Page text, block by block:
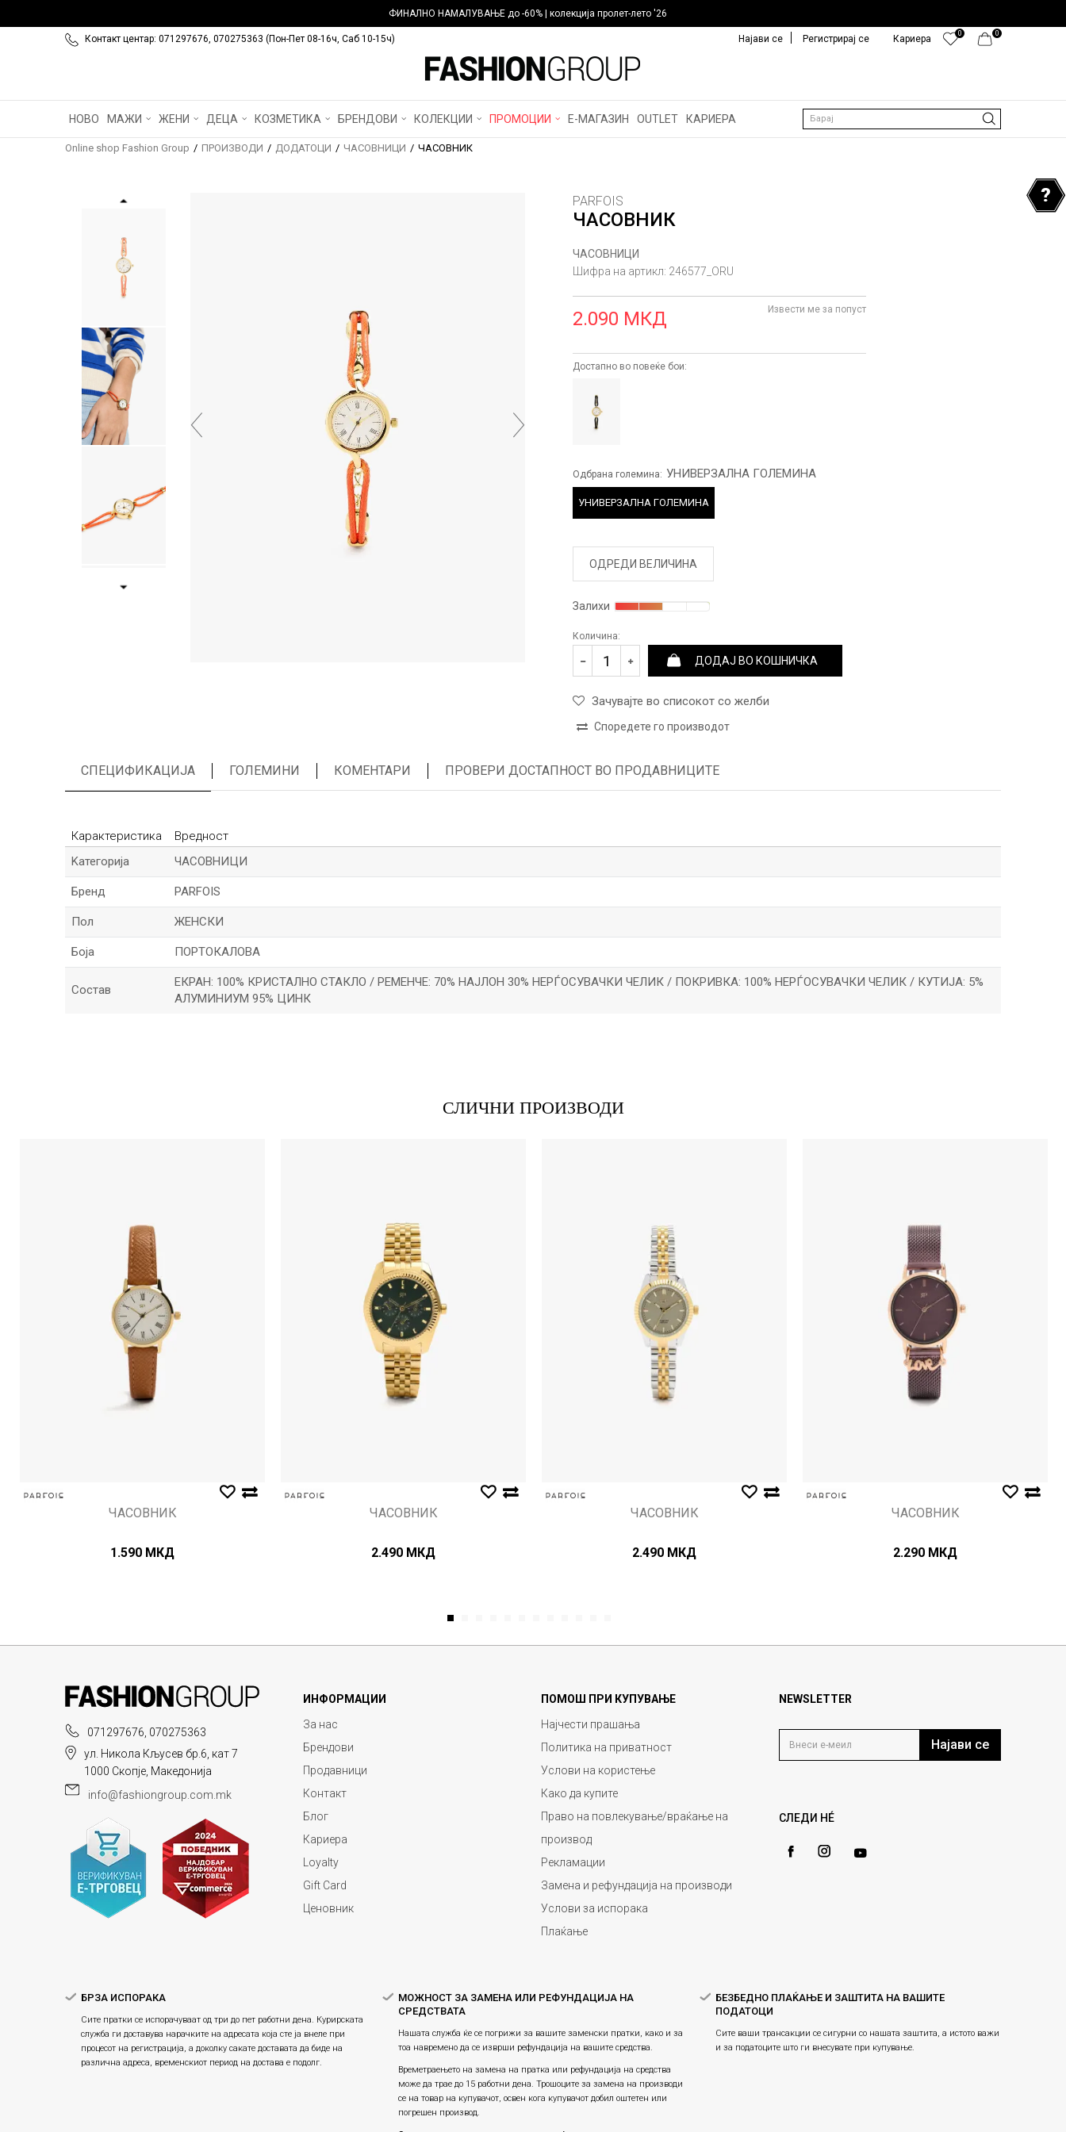
ФИНАЛНО НАМАЛУВАЊЕ до -60% | колекција пролет-лето '26
Контакт центар: 071297676, 070275363 (Пон-Пет 08-16ч, Саб 10-15ч) 0
0
Кариера
Најави се Регистрирај се
НОВО МАЖИ ЖЕНИ ДЕЦА КОЗМЕТИКА БРЕНДОВИ КОЛЕКЦИИ ПРОМОЦИИ Е-МАГАЗИН OUTLET КАРИЕРА Барај
Online shop Fashion Group ПРОИЗВОДИ ДОДАТОЦИ ЧАСОВНИЦИ ЧАСОВНИК
PARFOIS
ЧАСОВНИК
ЧАСОВНИЦИ
Шифра на артикл: 246577_ORU
2.090 МКД Извести ме за попуст
Достапно во повеќе бои:
Одбрана големина: УНИВЕРЗАЛНА ГОЛЕМИНА
УНИВЕРЗАЛНА ГОЛЕМИНА
ОДРЕДИ ВЕЛИЧИНА
Залихи
Количина:
ДОДАЈ ВО КОШНИЧКА
Зачувајте во списокот со желби
Споредете го производот
СПЕЦИФИКАЦИЈА ГОЛЕМИНИ КОМЕНТАРИ ПРОВЕРИ ДОСТАПНОСТ ВО ПРОДАВНИЦИТЕ
Карактеристика
Вредност
Kатегорија
ЧАСОВНИЦИ
Бренд PARFOIS
Пол ЖЕНСКИ
Боја ПОРТОКАЛОВА
Состав
ЕКРАН: 100% КРИСТАЛНО СТАКЛО / РЕМЕНЧЕ: 70% НАЈЛОН 30% НЕРЃОСУВАЧКИ ЧЕЛИК / ПОКРИВКА: 100% НЕРЃОСУВАЧКИ ЧЕЛИК / КУТИЈА: 5%
АЛУМИНИУМ 95% ЦИНК
Анти спам заштита - пресметајте колку е 6 - 1 :
ИСПРАТИ
СЛИЧНИ ПРОИЗВОДИ
ЧАСОВНИК
1.590 МКД
ЧАСОВНИК
2.490 МКД
ЧАСОВНИК
2.490 МКД
ЧАСОВНИК
2.290 МКД
1
071297676, 070275363
ул. Никола Кљусев бр.6, кат 7
1000 Скопје, Македонија
info@fashiongroup.com.mk
ИНФОРМАЦИИ
За нас
Брендови
Продавници
Контакт
Блог
Кариера
Loyalty
Gift Card
Ценовник
ПОМОШ ПРИ КУПУВАЊЕ
Најчести прашања
Политика на приватност
Услови на користење
Како да купите
Право на повлекување/враќање на
производ
Рекламации
Замена и рефундација на производи
Услови за испорака
Плаќање
NEWSLETTER
Најави се
СЛЕДИ НÉ
БРЗА ИСПОРАКА
Сите пратки се испорачуваат од три до пет работни дена. Курирската
служба ги доставува нарачките на адресата која сте ја внеле при
процесот на регистрација, а доколку сакате доставата да биде на
различна адреса, временскиот период на достава е подолг.
МОЖНОСТ ЗА ЗАМЕНА ИЛИ РЕФУНДАЦИЈА НА
СРЕДСТВАТА
Нашата служба ќе се погрижи за вашите заменски пратки, како и за
тоа навремено да се изврши рефундација на вашите средства.
Времетраењето на замена на пратка или рефундацијa на средства
може да трае до 15 работни дена. Трошоците за замена на производи
се на товар на купувачот, освен кога купувачот добил оштетен или
погрешен производ.
БЕЗБЕДНО ПЛАЌАЊЕ И ЗАШТИТА НА ВАШИТЕ
ПОДАТОЦИ
Сите ваши трансакции се сигурни со нашата заштита, а истото важи
и за податоците што ги внесувате при купување.